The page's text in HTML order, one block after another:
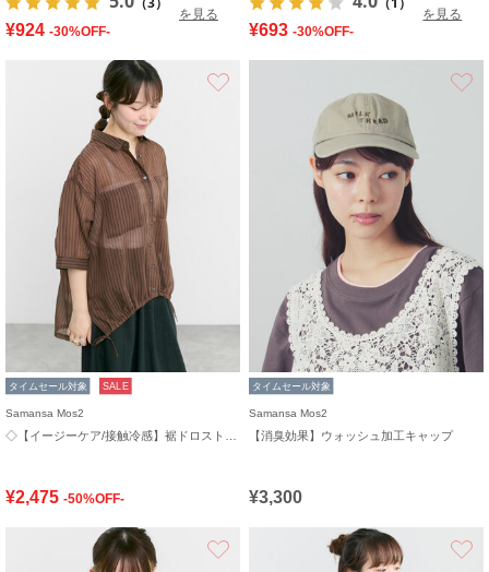
を見る
¥924 -30%OFF-
を見る
¥693 -30%OFF-
タイムセール対象 SALE
Samansa Mos2
¥2,475 -50%OFF-
タイムセール対象
Samansa Mos2
【消臭効果】ウォッシュ加工キャップ
¥3,300